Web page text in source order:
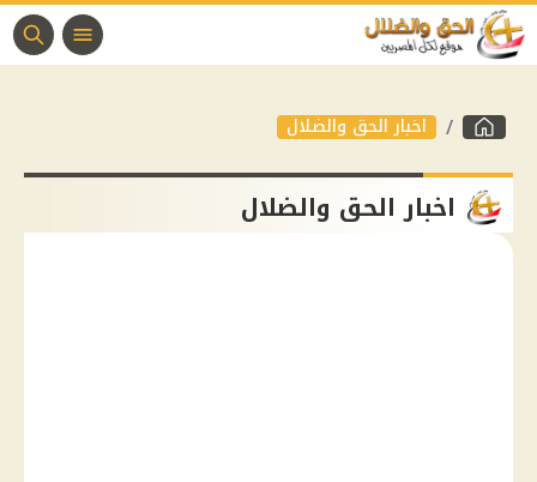
اخبار الحق والضلال
اخبار الحق والضلال